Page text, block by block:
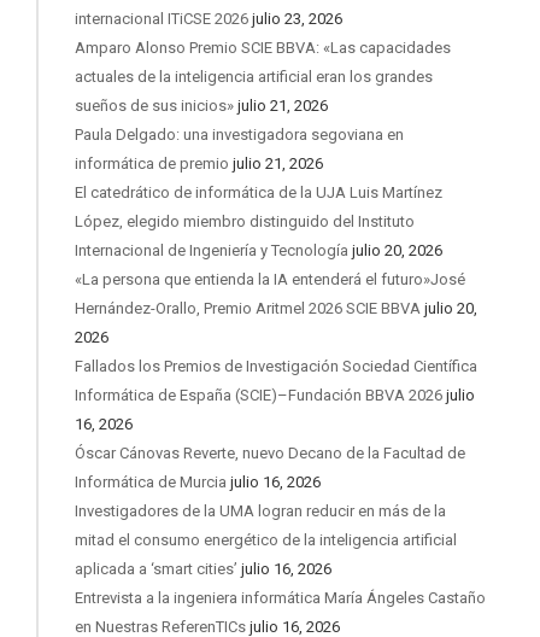
internacional ITiCSE 2026 julio 23, 2026
Amparo Alonso Premio SCIE BBVA: «Las capacidades
actuales de la inteligencia artificial eran los grandes
sueños de sus inicios» julio 21, 2026
Paula Delgado: una investigadora segoviana en
informática de premio julio 21, 2026
El catedrático de informática de la UJA Luis Martínez
López, elegido miembro distinguido del Instituto
Internacional de Ingeniería y Tecnología julio 20, 2026
«La persona que entienda la IA entenderá el futuro»José
Hernández-Orallo, Premio Aritmel 2026 SCIE BBVA julio 20,
2026
Fallados los Premios de Investigación Sociedad Científica
Informática de España (SCIE)–Fundación BBVA 2026 julio
16, 2026
Óscar Cánovas Reverte, nuevo Decano de la Facultad de
Informática de Murcia julio 16, 2026
Investigadores de la UMA logran reducir en más de la
mitad el consumo energético de la inteligencia artificial
aplicada a ‘smart cities’ julio 16, 2026
Entrevista a la ingeniera informática María Ángeles Castaño
en Nuestras ReferenTICs julio 16, 2026